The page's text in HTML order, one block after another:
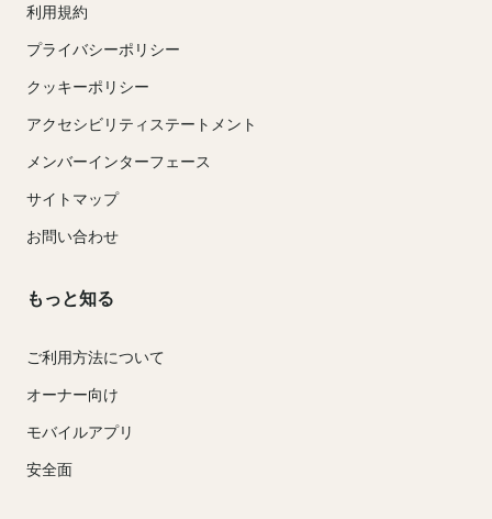
利用規約
プライバシーポリシー
クッキーポリシー
アクセシビリティステートメント
メンバーインターフェース
サイトマップ
お問い合わせ
もっと知る
ご利用方法について
オーナー向け
モバイルアプリ
安全面